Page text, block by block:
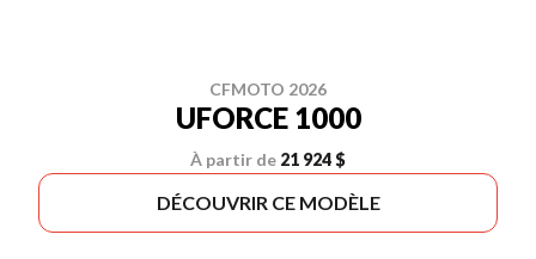
CFMOTO 2026
UFORCE 1000
À partir de 21 924 $
DÉCOUVRIR CE MODÈLE